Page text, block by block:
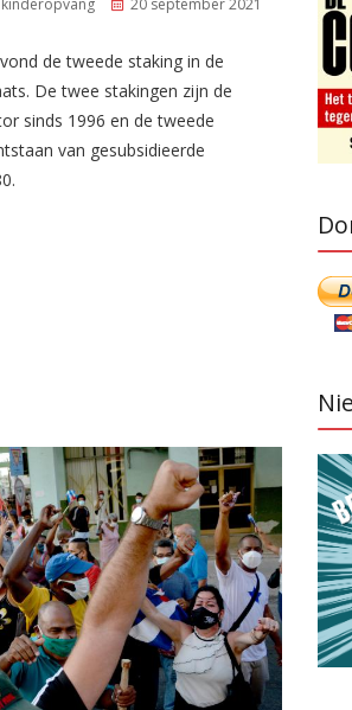
de tweede staking in de
De twee stakingen zijn de
sinds 1996 en de tweede
van gesubsidieerde